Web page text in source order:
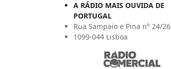
A RÁDIO MAIS OUVIDA DE
PORTUGAL
Rua Sampaio e Pina n° 24/26
1099-044 Lisboa